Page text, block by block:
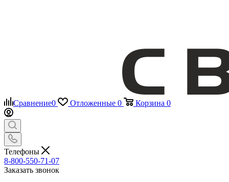
Сравнение0 Отложенные 0 Корзина 0
Телефоны
8-800-550-71-07
Заказать звонок